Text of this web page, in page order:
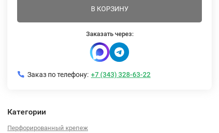
В КОРЗИНУ
Заказать через:
Заказ по телефону: +7 (343) 328-63-22
Категории
Перфорированный крепеж